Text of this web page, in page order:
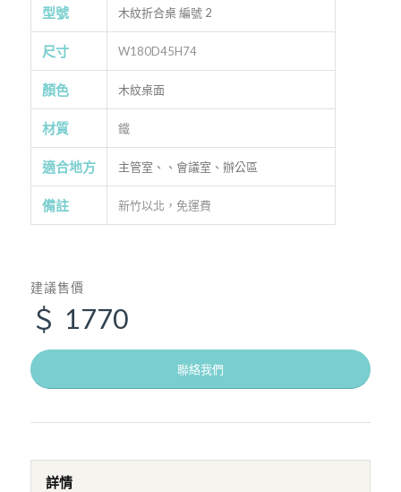
型號 木紋折合桌 編號 2
尺寸 W180D45H74
顏色 木紋桌面
材質 鐵
適合地方 主管室、、會議室、辦公區
備註 新竹以北，免運費
建議售價
＄ 1770
聯絡我們
詳情